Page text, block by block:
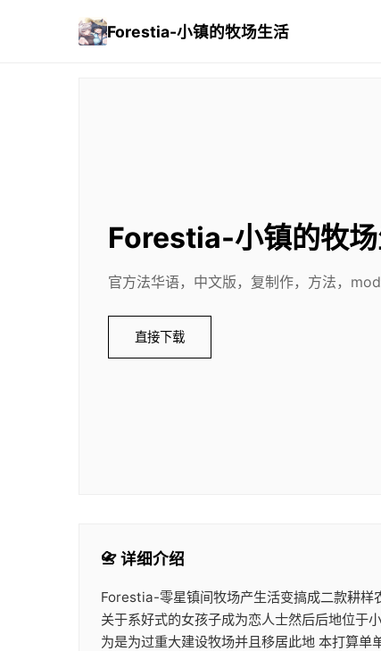
Forestia-小镇的牧场生活
Forestia-小镇的牧
官方法华语，中文版，复制作，方法，
直接下载
📇 详细介绍
Forestia-零星镇间牧场产生活变搞成二款耕样
关于系好式的女孩子成为恋人士然后后地位于
为是为过重大建设牧场并且移居此地 本打算